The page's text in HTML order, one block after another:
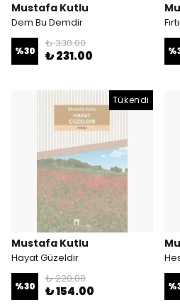
Mustafa Kutlu
Dem Bu Demdir
%30
₺ 330.00
₺ 231.00 %
Tükendi
Mustafa Kutlu
Hayat Güzeldir
%30
₺ 220.00
₺ 154.00 %